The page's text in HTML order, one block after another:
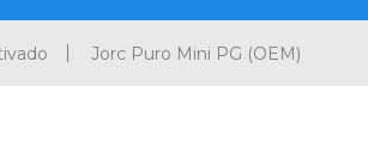
Jorc Puro Mini PG (OEM)